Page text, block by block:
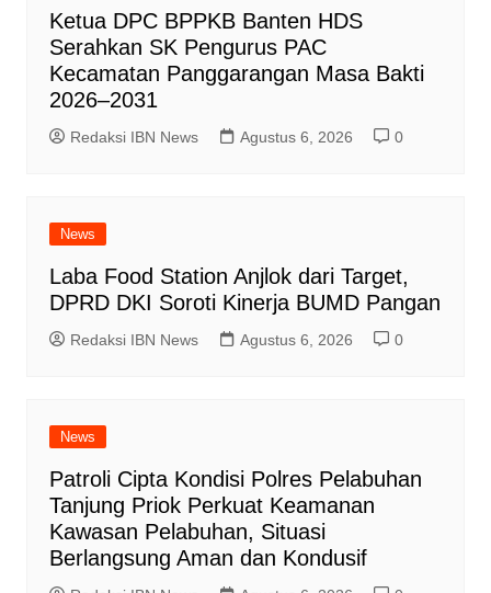
Ketua DPC BPPKB Banten HDS
Serahkan SK Pengurus PAC
Kecamatan Panggarangan Masa Bakti
2026–2031
Redaksi IBN News Agustus 6, 2026 0
News
Laba Food Station Anjlok dari Target,
DPRD DKI Soroti Kinerja BUMD Pangan
Redaksi IBN News Agustus 6, 2026 0
News
Patroli Cipta Kondisi Polres Pelabuhan
Tanjung Priok Perkuat Keamanan
Kawasan Pelabuhan, Situasi
Berlangsung Aman dan Kondusif